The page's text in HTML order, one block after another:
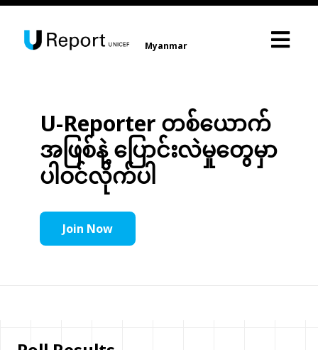
Myanmar
U-Reporter တစ်ယောက်
အဖြစ်နဲ့ ပြောင်းလဲမှုတွေမှာ
ပါဝင်လိုက်ပါ
Join Now